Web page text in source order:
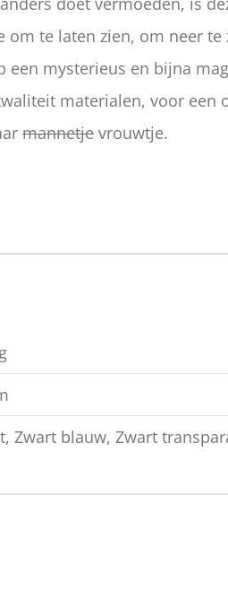
om te laten zien, om neer
een mysterieus en bijna
materialen, voor een
mannetje vrouwtje.
Zwart blauw, Zwart